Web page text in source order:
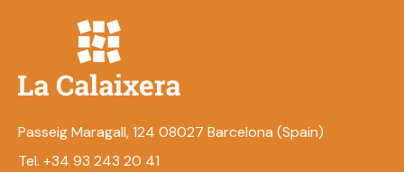
Passeig Maragall, 124 08027 Barcelona (Spain)
Tel. +34 93 243 20 41